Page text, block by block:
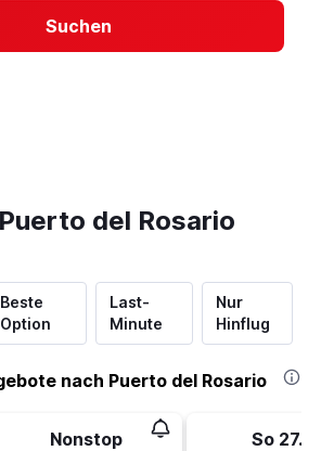
Suchen
del Rosario
Beste
Option
Last-
Minute
Nur
Hinflug
nach Puerto del Rosario
Nonstop So 27.9.